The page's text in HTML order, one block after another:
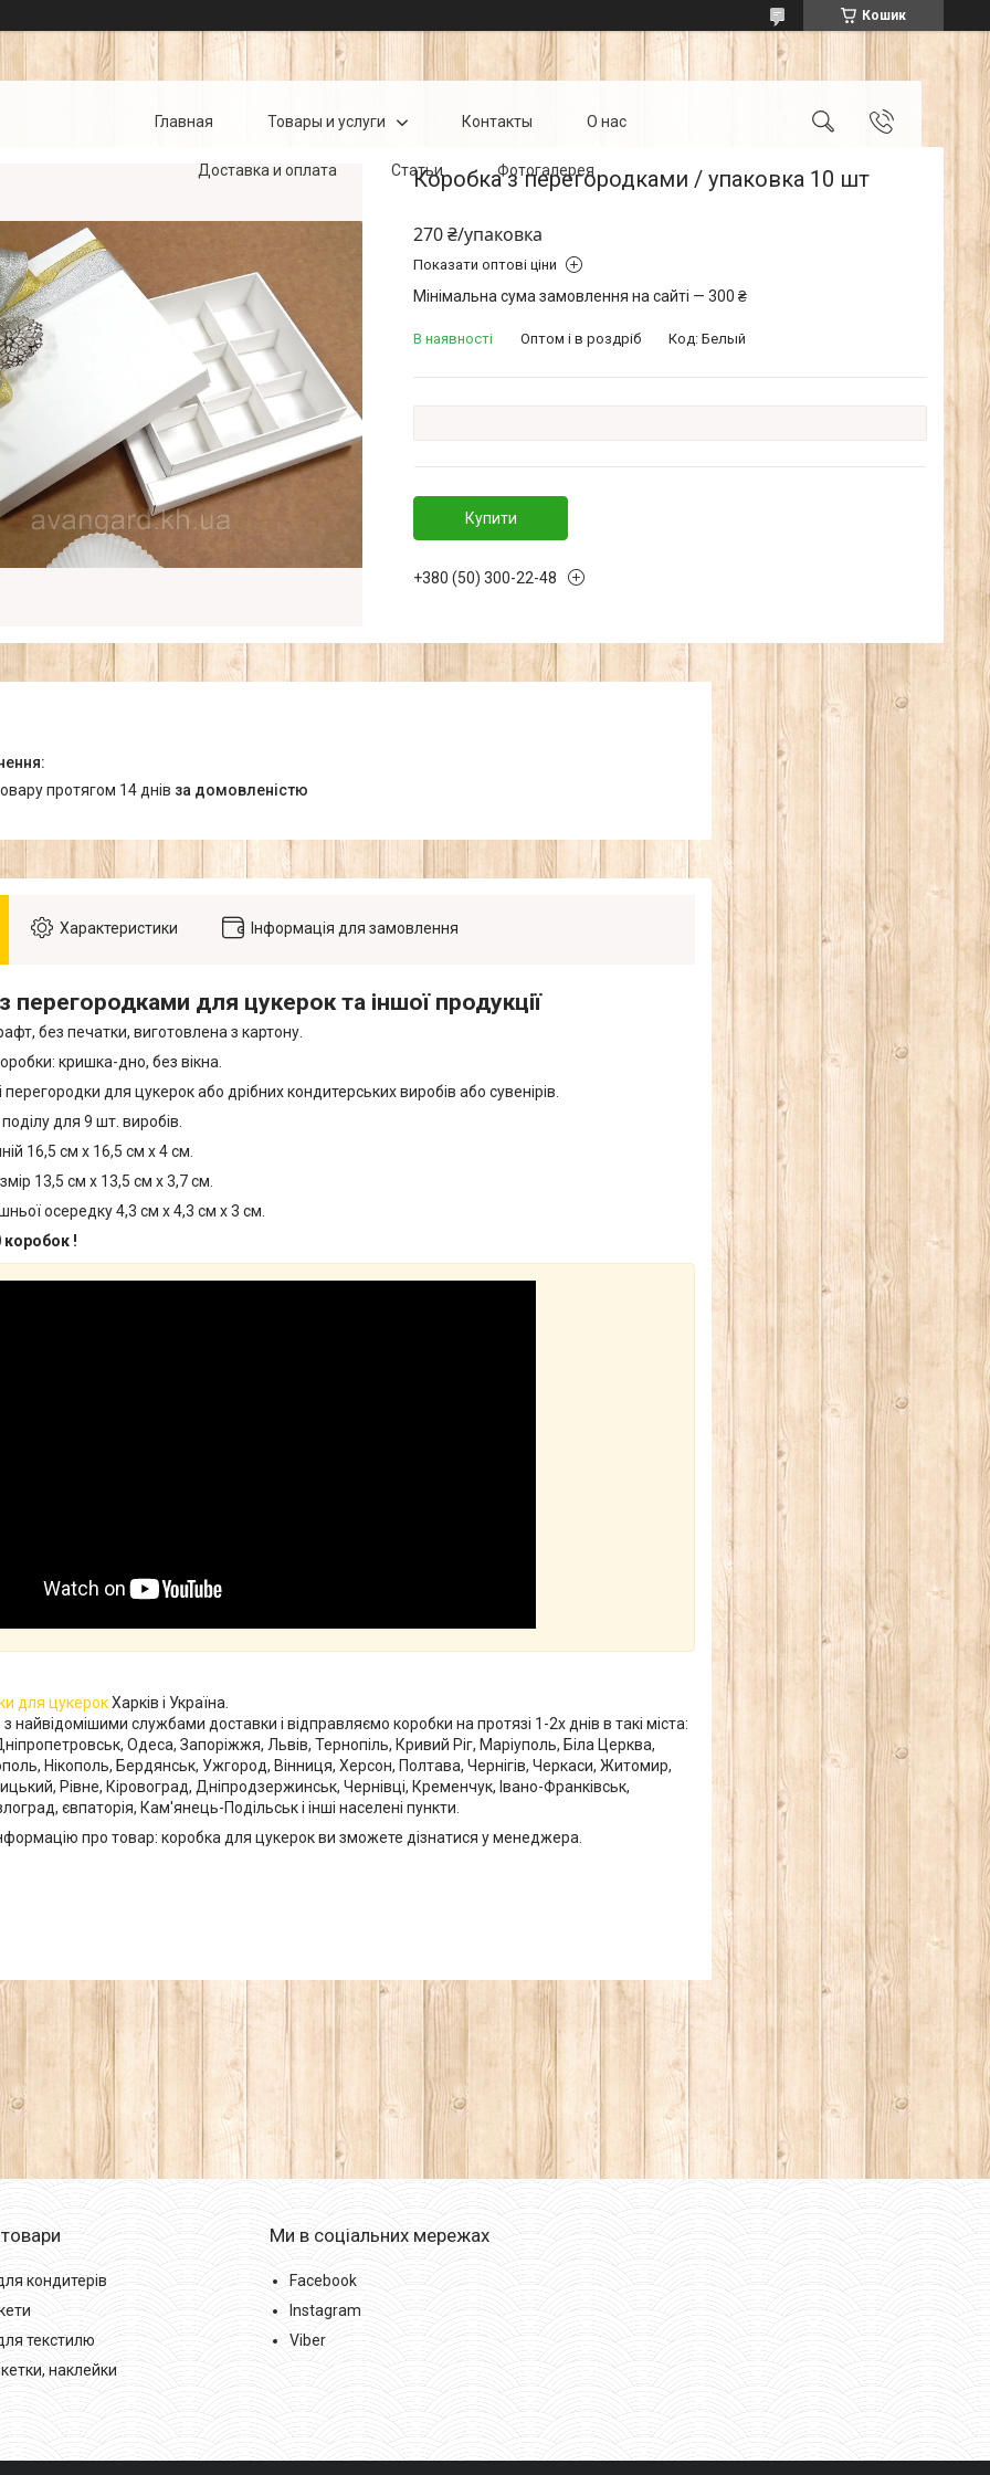
Кошик
Главная Товары и услуги Контакты О нас
Доставка и оплата Статьи Фотогалерея
Коробка з перегородками / упаковка 10 шт
270 ₴/упаковка
Показати оптові ціни
Мінімальна сума замовлення на сайті — 300 ₴
В наявності Оптом і в роздріб Код: Белый
Купити
+380 (50) 300-22-48
протягом 14 днів за домовленістю
Характеристики Інформація для замовлення
перегородками для цукерок та іншої продукції
без печатки, виготовлена з картону.
кришка-дно, без вікна.
перегородки для цукерок або дрібних кондитерських виробів або сувенірів.
для 9 шт. виробів.
16,5 см х 16,5 см х 4 см.
13,5 см х 13,5 см х 3,7 см.
осередку 4,3 см х 4,3 см х 3 см.
коробок !
для цукерокХарків і Україна.
службами доставки і відправляємо коробки на протязі 1-2х днів в такі міста:
Одеса, Запоріжжя, Львів, Тернопіль, Кривий Ріг, Маріуполь, Біла Церква,
Нікополь, Бердянськ, Ужгород, Вінниця, Херсон, Полтава, Чернігів, Черкаси, Житомир,
Рівне, Кіровоград, Дніпродзержинськ, Чернівці, Кременчук, Івано-Франківськ,
євпаторія, Кам'янець-Подільськ і інші населені пункти.
про товар: коробка для цукерок ви зможете дізнатися у менеджера.
кондитерів
текстилю
наклейки
Ми в соціальних мережах
Facebook
Instagram
Viber